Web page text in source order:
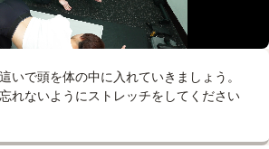
いで頭を体の中に入れていきましょう。
れないようにストレッチをしてください